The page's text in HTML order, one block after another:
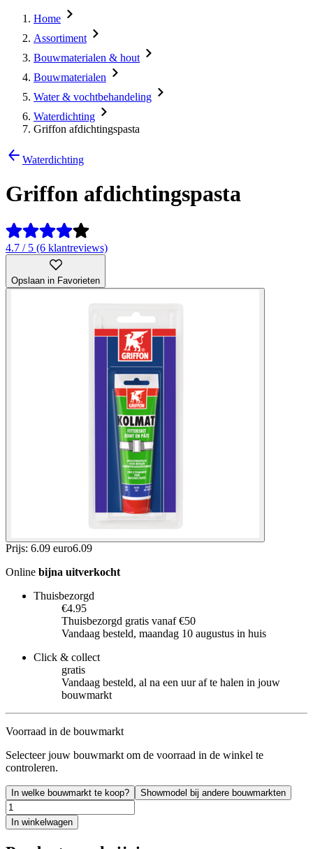
Home
Assortiment
Bouwmaterialen & hout
Bouwmaterialen
Water & vochtbehandeling
Waterdichting
Griffon afdichtingspasta
Waterdichting
Griffon afdichtingspasta
4.7 / 5 (6 klantreviews)
Opslaan in Favorieten
Prijs: 6.09 euro6.09
Online bijna uitverkocht
Thuisbezorgd
€4.95
Thuisbezorgd gratis vanaf €50
Vandaag besteld, maandag 10 augustus in huis
Click & collect
gratis
Vandaag besteld, al na een uur af te halen in jouw
bouwmarkt
Voorraad in de bouwmarkt
Selecteer jouw bouwmarkt om de voorraad in de winkel te
controleren.
In welke bouwmarkt te koop? Showmodel bij andere bouwmarkten
In winkelwagen